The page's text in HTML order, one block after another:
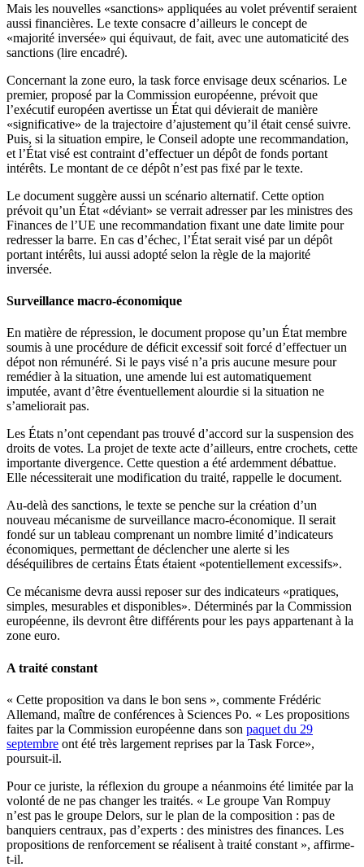
Mais les nouvelles «sanctions» appliquées au volet préventif seraient
aussi financières. Le texte consacre d’ailleurs le concept de
«majorité inversée» qui équivaut, de fait, avec une automaticité des
sanctions (lire encadré).
Concernant la zone euro, la task force envisage deux scénarios. Le
premier, proposé par la Commission européenne, prévoit que
l’exécutif européen avertisse un État qui dévierait de manière
«significative» de la trajectoire d’ajustement qu’il était censé suivre.
Puis, si la situation empire, le Conseil adopte une recommandation,
et l’État visé est contraint d’effectuer un dépôt de fonds portant
intérêts. Le montant de ce dépôt n’est pas fixé par le texte.
Le document suggère aussi un scénario alternatif. Cette option
prévoit qu’un État «déviant» se verrait adresser par les ministres des
Finances de l’UE une recommandation fixant une date limite pour
redresser la barre. En cas d’échec, l’État serait visé par un dépôt
portant intérêts, lui aussi adopté selon la règle de la majorité
inversée.
Surveillance macro-économique
En matière de répression, le document propose qu’un État membre
soumis à une procédure de déficit excessif soit forcé d’effectuer un
dépot non rémunéré. Si le pays visé n’a pris aucune mesure pour
remédier à la situation, une amende lui est automatiquement
imputée, avant d’être éventuellement alourdie si la situation ne
s’ameliorait pas.
Les États n’ont cependant pas trouvé d’accord sur la suspension des
droits de votes. La projet de texte acte d’ailleurs, entre crochets, cette
importante divergence. Cette question a été ardemment débattue.
Elle nécessiterait une modification du traité, rappelle le document.
Au-delà des sanctions, le texte se penche sur la création d’un
nouveau mécanisme de surveillance macro-économique. Il serait
fondé sur un tableau comprenant un nombre limité d’indicateurs
économiques, permettant de déclencher une alerte si les
déséquilibres de certains États étaient «potentiellement excessifs».
Ce mécanisme devra aussi reposer sur des indicateurs «pratiques,
simples, mesurables et disponibles». Déterminés par la Commission
européenne, ils devront être différents pour les pays appartenant à la
zone euro.
A traité constant
« Cette proposition va dans le bon sens », commente Frédéric
Allemand, maître de conférences à Sciences Po. « Les propositions
faites par la Commission européenne dans son paquet du 29
septembre ont été très largement reprises par la Task Force»,
poursuit-il.
Pour ce juriste, la réflexion du groupe a néanmoins été limitée par la
volonté de ne pas changer les traités. « Le groupe Van Rompuy
n’est pas le groupe Delors, sur le plan de la composition : pas de
banquiers centraux, pas d’experts : des ministres des finances. Les
propositions de renforcement se réalisent à traité constant », affirme-
t-il.